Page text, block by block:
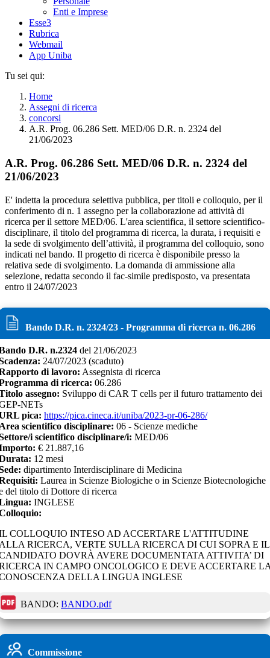
Enti e Imprese
Esse3
Rubrica
Webmail
App Uniba
Tu sei qui:
Home
Assegni di ricerca
concorsi
A.R. Prog. 06.286 Sett. MED/06 D.R. n. 2324 del
21/06/2023
A.R. Prog. 06.286 Sett. MED/06 D.R. n. 2324 del
21/06/2023
E' indetta la procedura selettiva pubblica, per titoli e colloquio, per il
conferimento di n. 1 assegno per la collaborazione ad attività di
ricerca per il settore MED/06. L'area scientifica, il settore scientifico-
disciplinare, il titolo del programma di ricerca, la durata, i requisiti e
la sede di svolgimento dell’attività, il programma del colloquio, sono
indicati nel bando. Il progetto di ricerca è disponibile presso la
relativa sede di svolgimento. La domanda di ammissione alla
selezione, redatta secondo il fac-simile predisposto, va presentata
entro il 24/07/2023
Bando D.R. n. 2324/23 - Programma di ricerca n. 06.286
D.R. n.2324 del 21/06/2023
24/07/2023 (scaduto)
di lavoro: Assegnista di ricerca
di ricerca: 06.286
assegno: Sviluppo di CAR T cells per il futuro trattamento dei
NETs
pica: https://pica.cineca.it/uniba/2023-pr-06-286/
scientifico disciplinare: 06 - Scienze mediche
i scientifico disciplinare/i: MED/06
€ 21.887,16
12 mesi
dipartimento Interdisciplinare di Medicina
Laurea in Scienze Biologiche o in Scienze Biotecnologiche
del titolo di Dottore di ricerca
INGLESE
COLLOQUIO INTESO AD ACCERTARE L'ATTITUDINE
RICERCA, VERTE SULLA RICERCA DI CUI SOPRA E IL
DOVRÀ AVERE DOCUMENTATA ATTIVITA’ DI
IN CAMPO ONCOLOGICO E DEVE ACCERTARE
DELLA LINGUA INGLESE
BANDO: BANDO.pdf
Commissione